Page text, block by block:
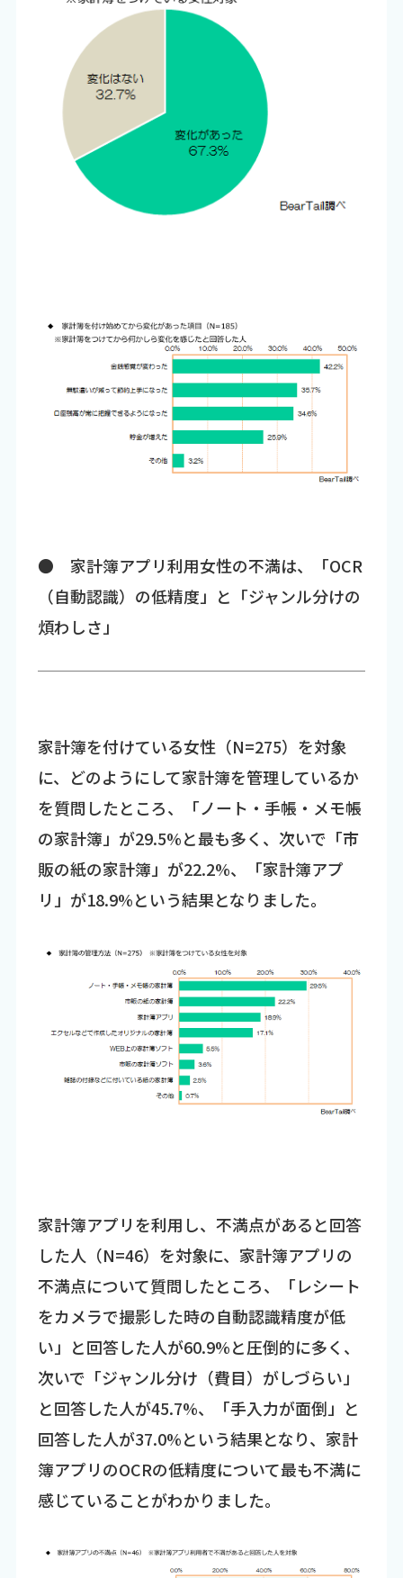
● 家計簿アプリ利用女性の不満は、「OCR
（自動認識）の低精度」と「ジャンル分けの
煩わしさ」
家計簿を付けている女性（N=275）を対象
に、どのようにして家計簿を管理しているか
を質問したところ、「ノート・手帳・メモ帳
の家計簿」が29.5%と最も多く、次いで「市
販の紙の家計簿」が22.2%、「家計簿アプ
リ」が18.9%という結果となりました。
家計簿アプリを利用し、不満点があると回答
した人（N=46）を対象に、家計簿アプリの
不満点について質問したところ、「レシート
をカメラで撮影した時の自動認識精度が低
い」と回答した人が60.9%と圧倒的に多く、
次いで「ジャンル分け（費目）がしづらい」
と回答した人が45.7%、「手入力が面倒」と
回答した人が37.0%という結果となり、家計
簿アプリのOCRの低精度について最も不満に
感じていることがわかりました。